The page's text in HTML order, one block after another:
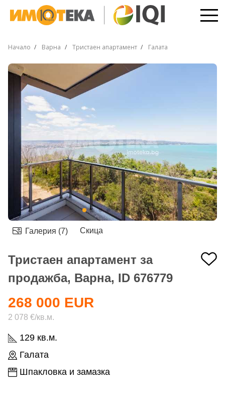
Начало Варна Тристаен апартамент Галата
Галерия (7) Скица
Тристаен апартамент за
продажба, Варна, ID 676779
129 кв.м.
Галата
Шпакловка и замазка
268 000 EUR
2 078 €/кв.м.